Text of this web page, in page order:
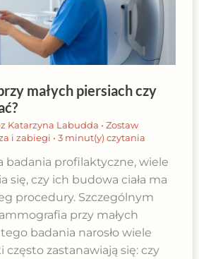
małych piersiach czy
Katarzyna Labudda • Zostaw
i zabiegi • 3 minut(y) czytania
badania profilaktyczne, wiele
się, czy ich budowa ciała ma
procedury. Szczególnym
przy małych
badania narosło wiele
zastanawiają się: czy